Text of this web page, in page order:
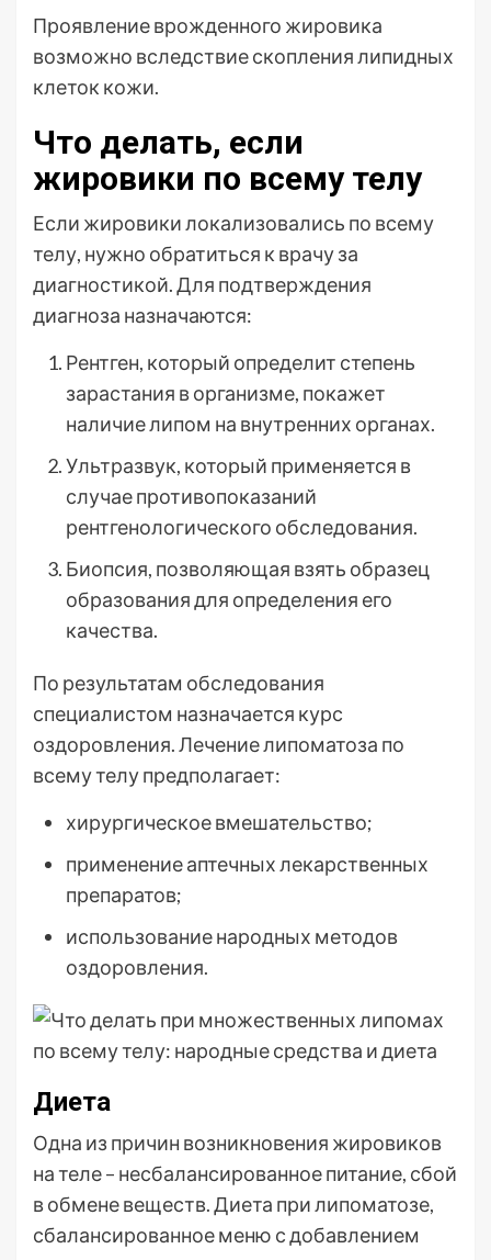
Проявление врожденного жировика
возможно вследствие скопления липидных
клеток кожи.
Что делать, если
жировики по всему телу
Если жировики локализовались по всему
телу, нужно обратиться к врачу за
диагностикой. Для подтверждения
диагноза назначаются:
Рентген, который определит степень
зарастания в организме, покажет
наличие липом на внутренних органах.
Ультразвук, который применяется в
случае противопоказаний
рентгенологического обследования.
Биопсия, позволяющая взять образец
образования для определения его
качества.
По результатам обследования
специалистом назначается курс
оздоровления. Лечение липоматоза по
всему телу предполагает:
хирургическое вмешательство;
применение аптечных лекарственных
препаратов;
использование народных методов
оздоровления.
Диета
Одна из причин возникновения жировиков
на теле – несбалансированное питание, сбой
в обмене веществ. Диета при липоматозе,
сбалансированное меню с добавлением